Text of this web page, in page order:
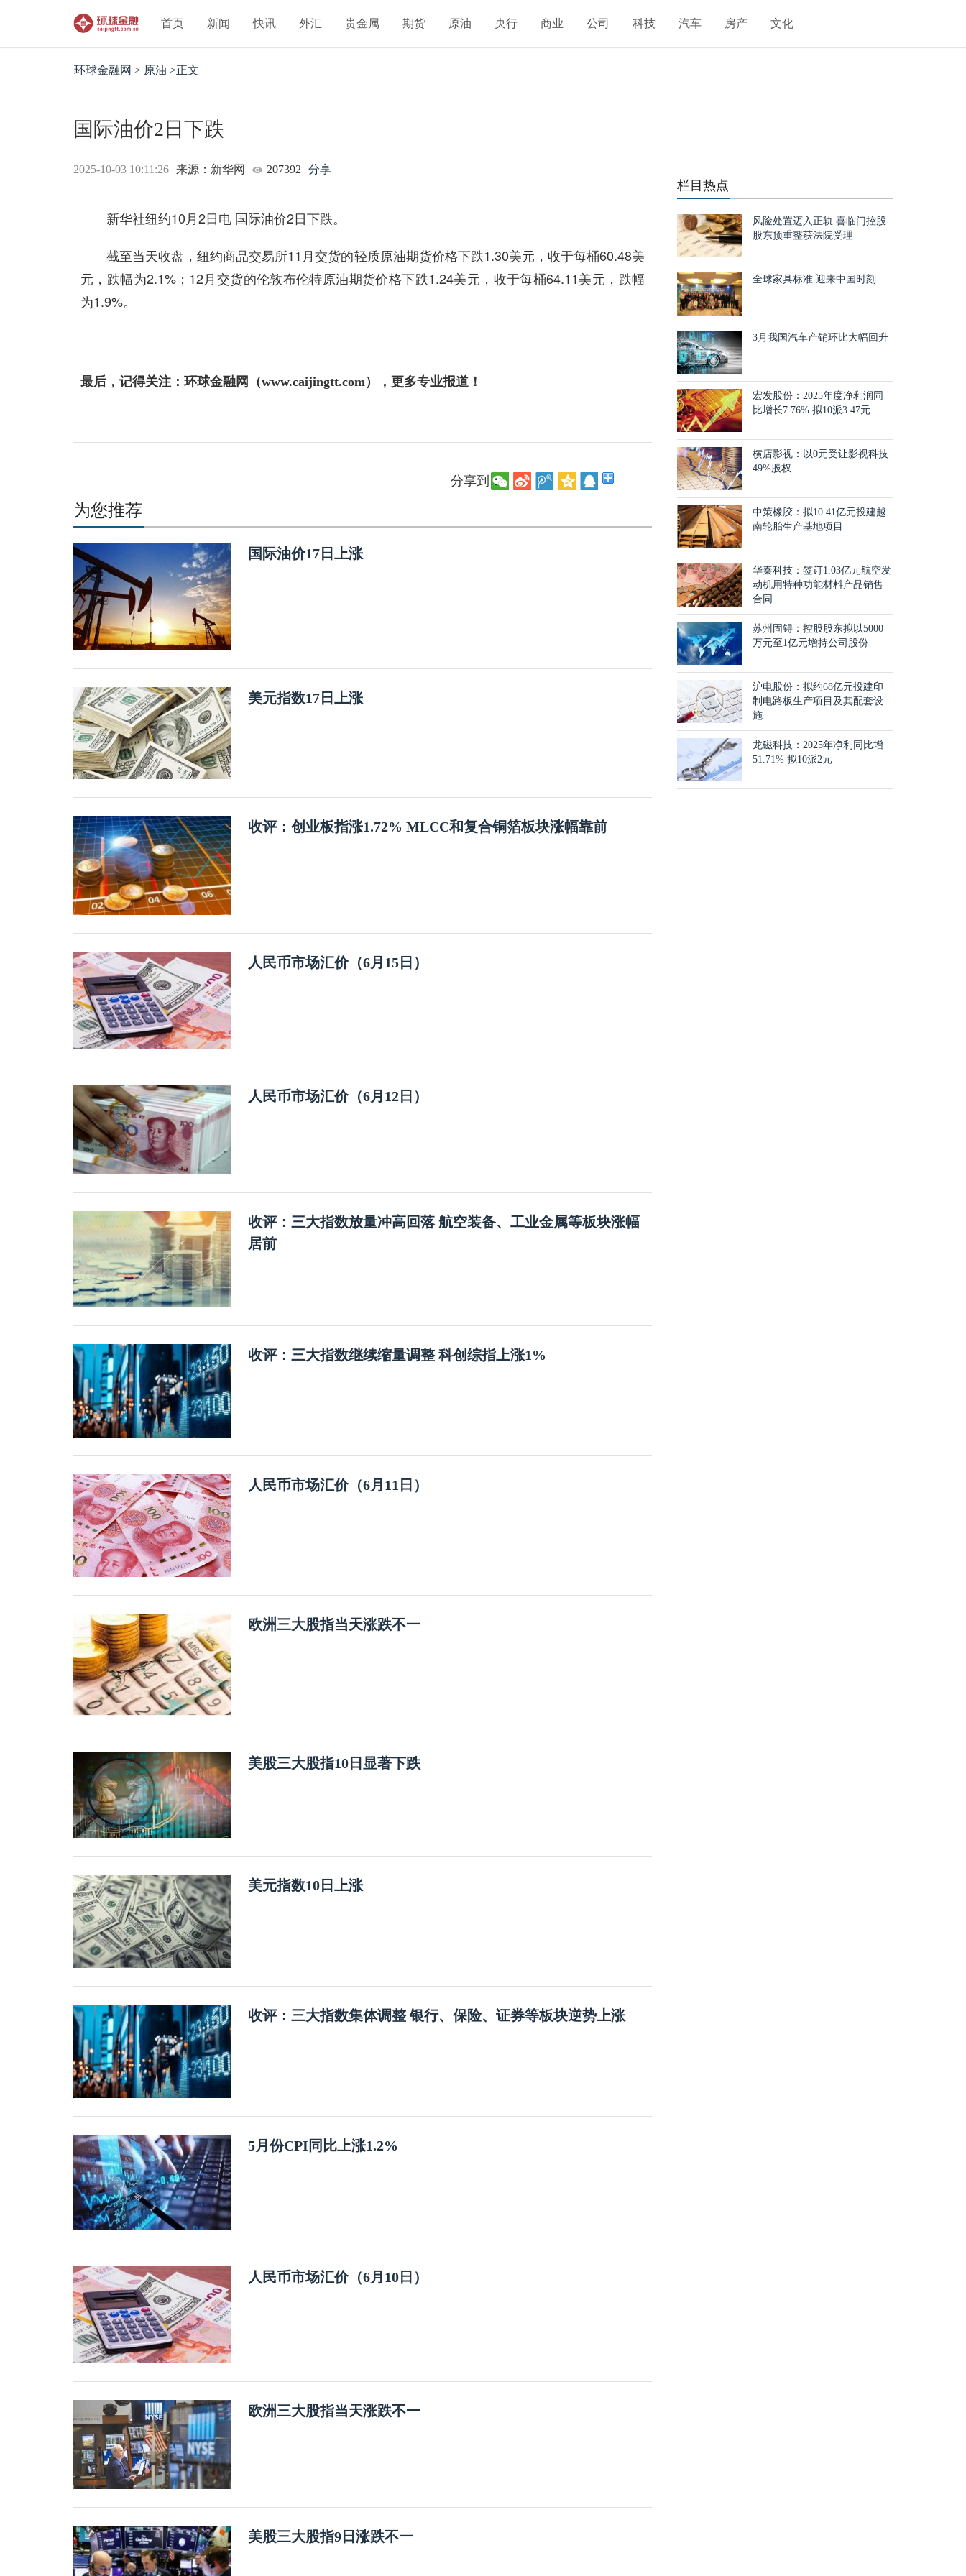
首页 新闻 快讯 外汇 贵金属 期货 原油 央行 商业 公司 科技 汽车 房产 文化
环球金融网 > 原油 >正文
国际油价2日下跌
2025-10-03 10:11:26 来源：新华网 207392 分享
新华社纽约10月2日电 国际油价2日下跌。
截至当天收盘，纽约商品交易所11月交货的轻质原油期货价格下跌1.30美元，收于每桶60.48美
元，跌幅为2.1%；12月交货的伦敦布伦特原油期货价格下跌1.24美元，收于每桶64.11美元，跌幅
为1.9%。
最后，记得关注：环球金融网（www.caijingtt.com），更多专业报道！
分享到：
为您推荐
国际油价17日上涨
美元指数17日上涨
收评：创业板指涨1.72% MLCC和复合铜箔板块涨幅靠前
人民币市场汇价（6月15日）
人民币市场汇价（6月12日）
收评：三大指数放量冲高回落 航空装备、工业金属等板块涨幅
居前
收评：三大指数继续缩量调整 科创综指上涨1%
人民币市场汇价（6月11日）
欧洲三大股指当天涨跌不一
美股三大股指10日显著下跌
美元指数10日上涨
收评：三大指数集体调整 银行、保险、证券等板块逆势上涨
5月份CPI同比上涨1.2%
人民币市场汇价（6月10日）
欧洲三大股指当天涨跌不一
美股三大股指9日涨跌不一
栏目热点
风险处置迈入正轨 喜临门控股
股东预重整获法院受理
全球家具标准 迎来中国时刻
3月我国汽车产销环比大幅回升
宏发股份：2025年度净利润同
比增长7.76% 拟10派3.47元
横店影视：以0元受让影视科技
49%股权
中策橡胶：拟10.41亿元投建越
南轮胎生产基地项目
华秦科技：签订1.03亿元航空发
动机用特种功能材料产品销售
合同
苏州固锝：控股股东拟以5000
万元至1亿元增持公司股份
沪电股份：拟约68亿元投建印
制电路板生产项目及其配套设
施
龙磁科技：2025年净利同比增
51.71% 拟10派2元